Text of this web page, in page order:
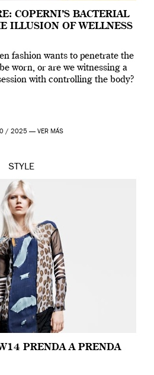
COPERNI’S BACTERIAL
ILLUSION OF WELLNESS
fashion wants to penetrate the
worn, or are we witnessing a
with controlling the body?
/ 2025 — VER MÁS
STYLE
PRENDA A PRENDA